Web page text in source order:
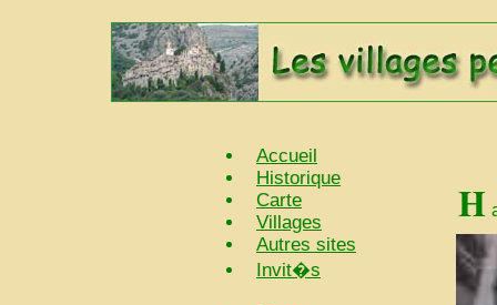
Accueil
Historique
Carte
Villages
Autres sites
Invit�s
H